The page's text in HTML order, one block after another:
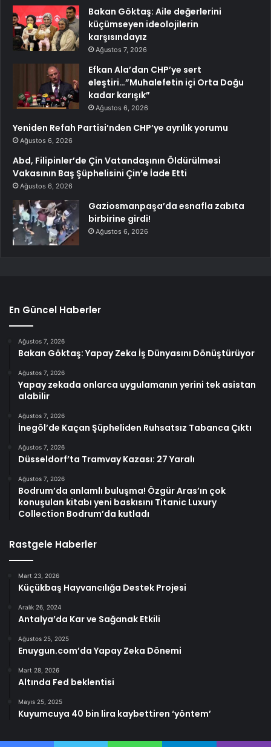
Bakan Göktaş: Aile değerlerini
küçümseyen ideolojilerin
karşısındayız
Ağustos 7, 2026
Efkan Ala’dan CHP’ye sert
eleştiri…”Muhalefetin içi Orta Doğu
kadar karışık”
Ağustos 6, 2026
Yeniden Refah Partisi’nden CHP’ye ayrılık yorumu
Ağustos 6, 2026
Abd, Filipinler’de Çin Vatandaşının Öldürülmesi
Vakasının Baş Şüphelisini Çin’e İade Etti
Ağustos 6, 2026
Gaziosmanpaşa’da esnafla zabıta
birbirine girdi!
Ağustos 6, 2026
En Güncel Haberler
Ağustos 7, 2026
Bakan Göktaş: Yapay Zeka İş Dünyasını Dönüştürüyor
Ağustos 7, 2026
Yapay zekada onlarca uygulamanın yerini tek asistan
alabilir
Ağustos 7, 2026
İnegöl’de Kaçan Şüpheliden Ruhsatsız Tabanca Çıktı
Ağustos 7, 2026
Düsseldorf’ta Tramvay Kazası: 27 Yaralı
Ağustos 7, 2026
Bodrum’da anlamlı buluşma! Özgür Aras’ın çok
konuşulan kitabı yeni baskısını Titanic Luxury
Collection Bodrum’da kutladı
Rastgele Haberler
Mart 23, 2026
Küçükbaş Hayvancılığa Destek Projesi
Aralık 26, 2024
Antalya’da Kar ve Sağanak Etkili
Ağustos 25, 2025
Enuygun.com’da Yapay Zeka Dönemi
Mart 28, 2026
Altında Fed beklentisi
Mayıs 25, 2025
Kuyumcuya 40 bin lira kaybettiren ‘yöntem’